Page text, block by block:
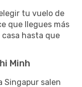
tu vuelo de
que llegues más
hasta que
Minh
Singapur salen